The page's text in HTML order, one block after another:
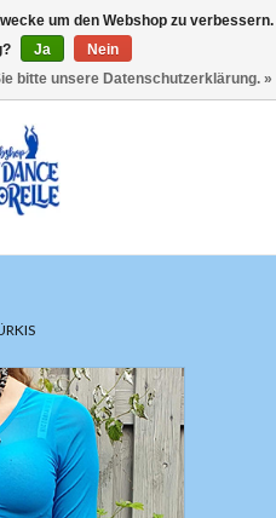
um den Webshop zu verbessern.
Ja
Nein
bitte unsere Datenschutzerklärung. »